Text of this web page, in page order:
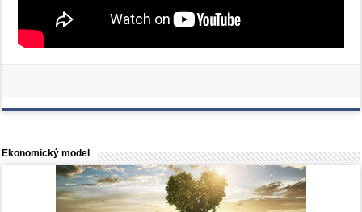
Ekonomický model